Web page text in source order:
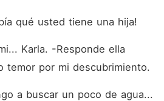
qué usted tiene una hija!
Karla. -Responde ella
temor por mi descubrimiento.
a buscar un poco de agua...